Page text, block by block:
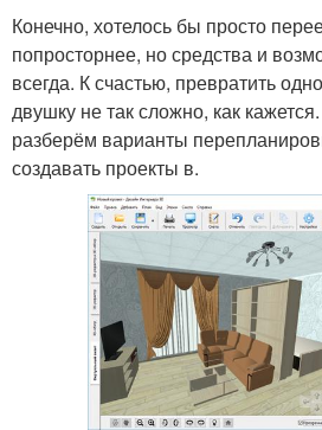
Конечно, хотелось бы просто
попросторнее, но средства и
всегда. К счастью, превратить
двушку не так сложно, как
разберём варианты
создавать проекты в.